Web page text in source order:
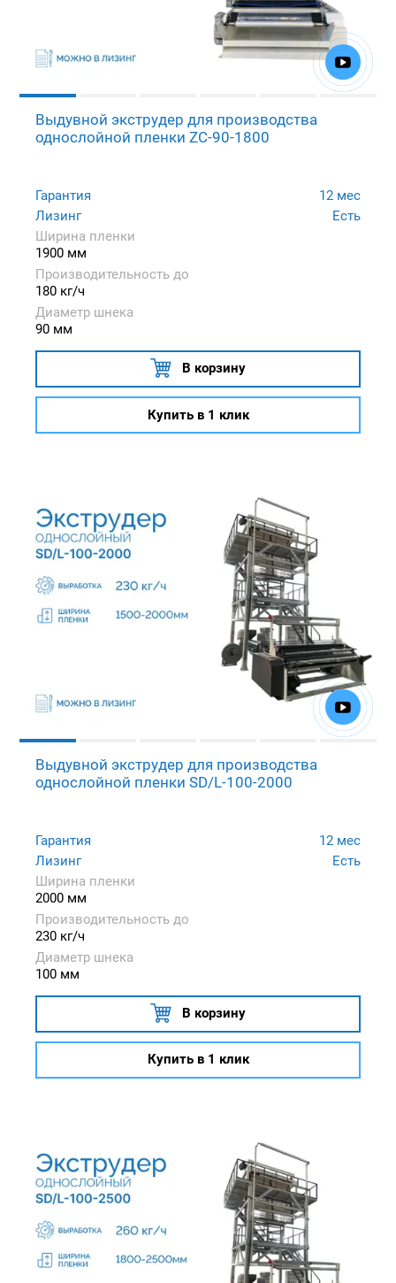
Выдувной экструдер для производства
однослойной пленки ZC-90-1800
Гарантия
12 мес
Лизинг
Есть
Ширина пленки
1900 мм
Производительность до
180 кг/ч
Диаметр шнека
90 мм
В корзину
Купить в 1 клик
Выдувной экструдер для производства
однослойной пленки SD/L-100-2000
Гарантия
12 мес
Лизинг
Есть
Ширина пленки
2000 мм
Производительность до
230 кг/ч
Диаметр шнека
100 мм
В корзину
Купить в 1 клик